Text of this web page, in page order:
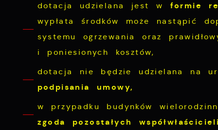
dotacja udzielana jest w formie
wypłata środków może nastąpić
systemu ogrzewania oraz
i poniesionych kosztów,
dotacja nie będzie udzielana na
podpisania umowy,
w przypadku budynków
zgoda pozostałych